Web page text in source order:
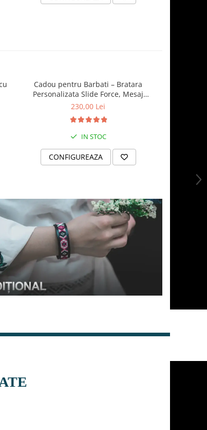
Cadou pentru Barbati – Bratara
Personalizata Slide Force, Mesaj
Aniversare
230,00 Lei
IN STOC
CONFIGUREAZA